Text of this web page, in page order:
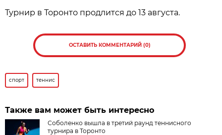
Турнир в Торонто продлится до 13 августа.
ОСТАВИТЬ КОММЕНТАРИЙ (0)
спорт теннис
Также вам может быть интересно
Соболенко вышла в третий раунд теннисного
турнира в Торонто